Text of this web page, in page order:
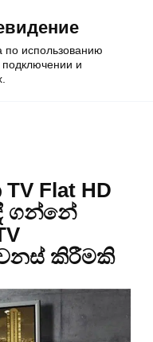
использованию
и
Flat HD
ගන්නේ
කිරීමකි